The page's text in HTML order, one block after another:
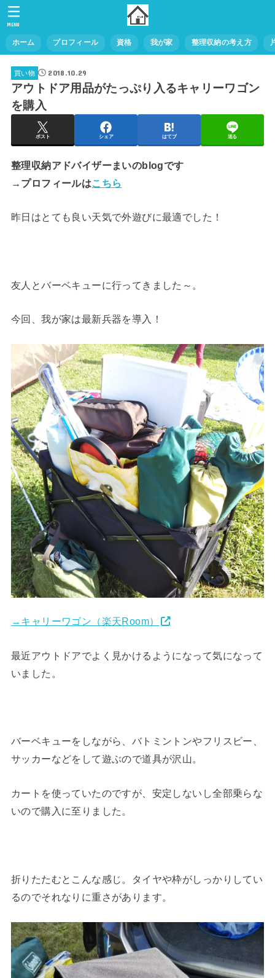
ホーム プロフィール 資格 我が家 整理収納の考え方
MENU
買い物 2018.10.29
アウトドア用品がたっぷり入るキャリーワゴン
を購入
ポスト シェア はてブ 送る
整理収納アドバイザーまいのblogです
→プロフィールはこちら
昨日はとても良い天気で外遊びに最適でした！
友人とバーベキューに行ってきました～。
今回、我が家は最新兵器を導入！
→キャリーワゴン（楽天Room）
最近アウトドアでよく見かけるようになって気になって
いました。
バーベキューをしながら、バトミントンやフリスビー、
サッカーなどをして遊ぶので道具が沢山。
カートを使っていたのですが、安定しないし全部乗らな
いので購入に至りました。
折りたたむとこんな感じ。タイヤや枠がしっかりしてい
るのでそれなりに重さがあります。